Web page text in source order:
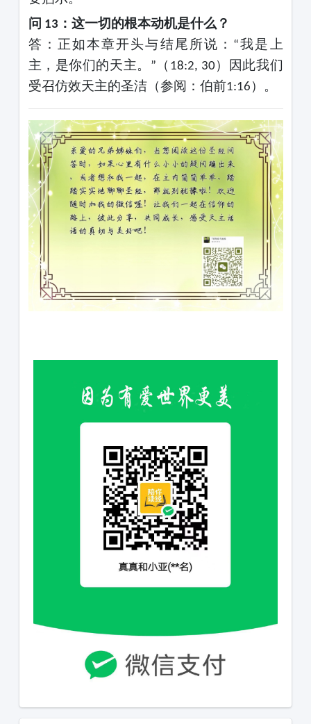
问 13 ：这一切的根本动机是什么？
答：正如本章开头与结尾所说： “我是上
主，是你们的天主。
” （ 18:2, 30）因此我们
受召仿效天主的圣洁（参阅：伯前1:16 ）。